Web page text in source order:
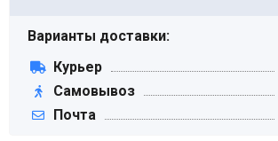
Варианты доставки:
Курьер
Самовывоз
Почта